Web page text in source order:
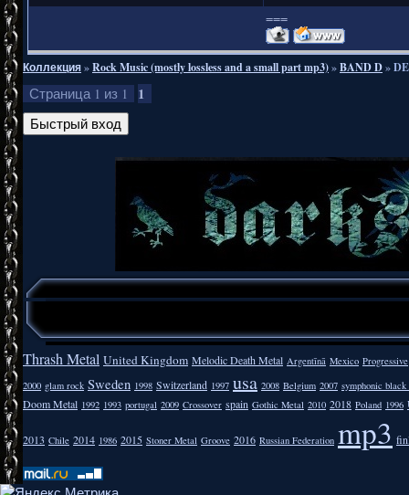
===
Коллекция»Rock Music (mostly lossless and a small part mp3)»BAND D»
Страница 1 из 1 1
Thrash Metal United Kingdom Melodic Death Metal Argentīnā Mexico Progressive
2000 glam rock Sweden 1998 Switzerland 1997 usa 2008 Belgium 2007 symphonic
Doom Metal 1992 1993 portugal 2009 Crossover spain Gothic Metal 2010 2018 Poland 1996
2013 Chile 2014 1986 2015 Stoner Metal Groove 2016 Russian Federation mp3